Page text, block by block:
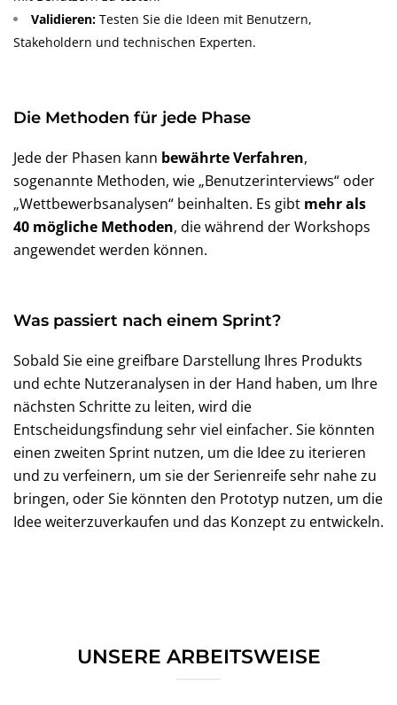
Validieren: Testen Sie die Ideen mit Benutzern,
Stakeholdern und technischen Experten.
Die Methoden für jede Phase
Jede der Phasen kann bewährte Verfahren,
sogenannte Methoden, wie „Benutzerinterviews“ oder
„Wettbewerbsanalysen“ beinhalten. Es gibt mehr als
40 mögliche Methoden, die während der Workshops
angewendet werden können.
Was passiert nach einem Sprint?
Sobald Sie eine greifbare Darstellung Ihres Produkts
und echte Nutzeranalysen in der Hand haben, um Ihre
nächsten Schritte zu leiten, wird die
Entscheidungsfindung sehr viel einfacher. Sie könnten
einen zweiten Sprint nutzen, um die Idee zu iterieren
und zu verfeinern, um sie der Serienreife sehr nahe zu
bringen, oder Sie könnten den Prototyp nutzen, um die
Idee weiterzuverkaufen und das Konzept zu entwickeln.
UNSERE ARBEITSWEISE